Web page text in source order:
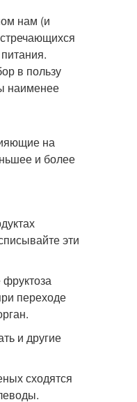
нам (и
в пользу
наименее
на
и более
эти
переходе
и другие
сходятся